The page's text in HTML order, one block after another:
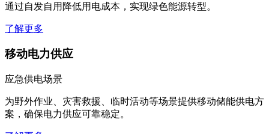
通过自发自用降低用电成本，实现绿色能源转型。
了解更多
移动电力供应
应急供电场景
为野外作业、灾害救援、临时活动等场景提供移动储能供电方
案，确保电力供应可靠稳定。